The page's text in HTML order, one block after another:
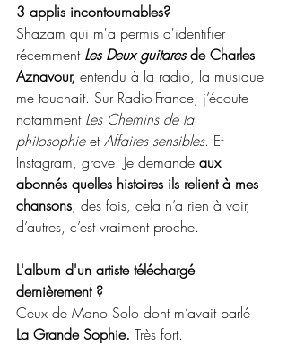
3 applis incontournables?
Shazam qui m'a permis d'identifier
récemment Les Deux guitares de Charles
Aznavour, entendu à la radio, la musique
me touchait. Sur Radio-France, j’écoute
notamment Les Chemins de la
philosophie et Affaires sensibles. Et
Instagram, grave. Je demande aux
abonnés quelles histoires ils relient à mes
chansons; des fois, cela n’a rien à voir,
d’autres, c’est vraiment proche.
L'album d'un artiste téléchargé
dernièrement ?
Ceux de Mano Solo dont m’avait parlé
La Grande Sophie. Très fort.